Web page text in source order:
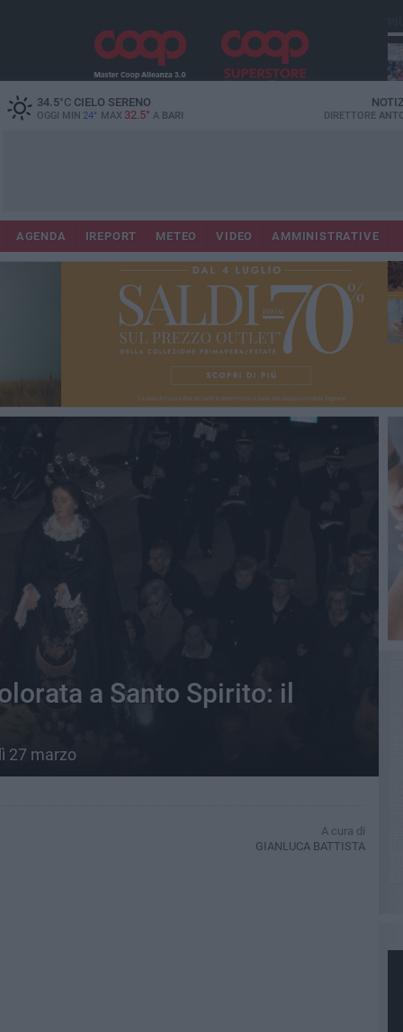
34.5°CCIELO SERENO
OGGI MIN 24° MAX 32.5° A BARI DIRETTORE
AGENDA IREPORT METEO VIDEO AMMINISTRATIVE
a Santo Spirito: il
27 marzo
A cura di
GIANLUCA BATTISTA